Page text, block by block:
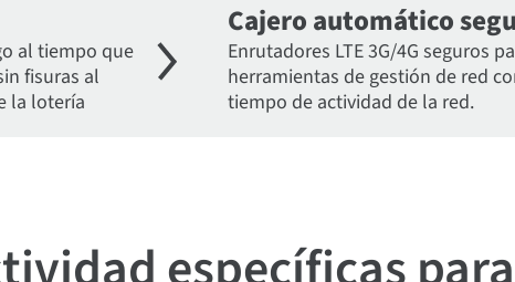
al tiempo que
fisuras al
la lotería
Cajero automático
Enrutadores LTE 3G/4G seguros
herramientas de gestión de red
tiempo de actividad de la red.